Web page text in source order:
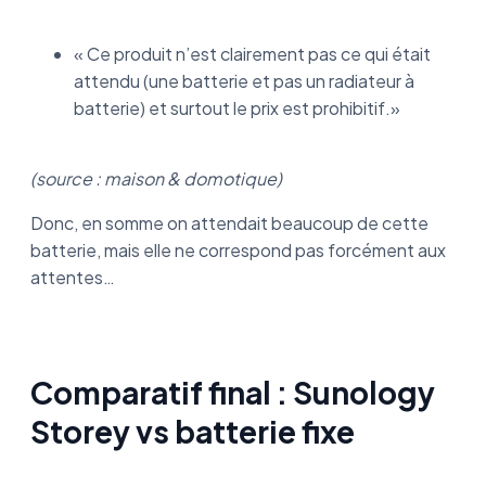
« Ce produit n’est clairement pas ce qui était
attendu (une batterie et pas un radiateur à
batterie) et surtout le prix est prohibitif.»
(source : maison & domotique)
Donc, en somme on attendait beaucoup de cette
batterie, mais elle ne correspond pas forcément aux
attentes…
Comparatif final : Sunology
Storey vs batterie fixe